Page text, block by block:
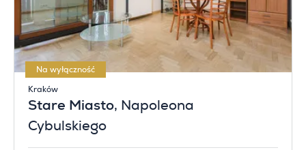
Na wyłączność
Kraków
Stare Miasto, Napoleona
Cybulskiego